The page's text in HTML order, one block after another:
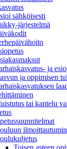
sähköisesti
järjestelmä
ja
ja oppimisen
tai kantelu
Toisen asteen